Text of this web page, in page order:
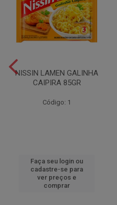
NISSIN LAMEN GALINHA
CAIPIRA 85GR
Código: 1
Faça seu login ou
cadastre-se para
ver preços e
comprar